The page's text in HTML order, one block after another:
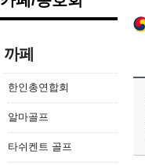
까페
한인총연합회
알마골프
타쉬켄트 골프